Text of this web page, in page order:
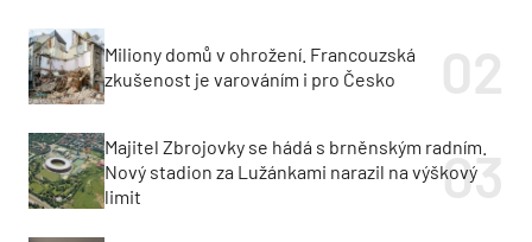
Miliony domů v ohrožení. Francouzská
zkušenost je varováním i pro Česko
Majitel Zbrojovky se hádá s brněnským radním.
Nový stadion za Lužánkami narazil na výškový
limit